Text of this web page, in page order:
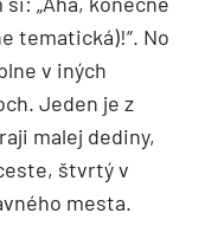
tematická)!“. No
v iných
Jeden je z
malej dediny,
štvrtý v
mesta.